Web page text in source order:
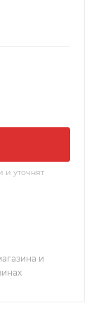
и уточнят
и